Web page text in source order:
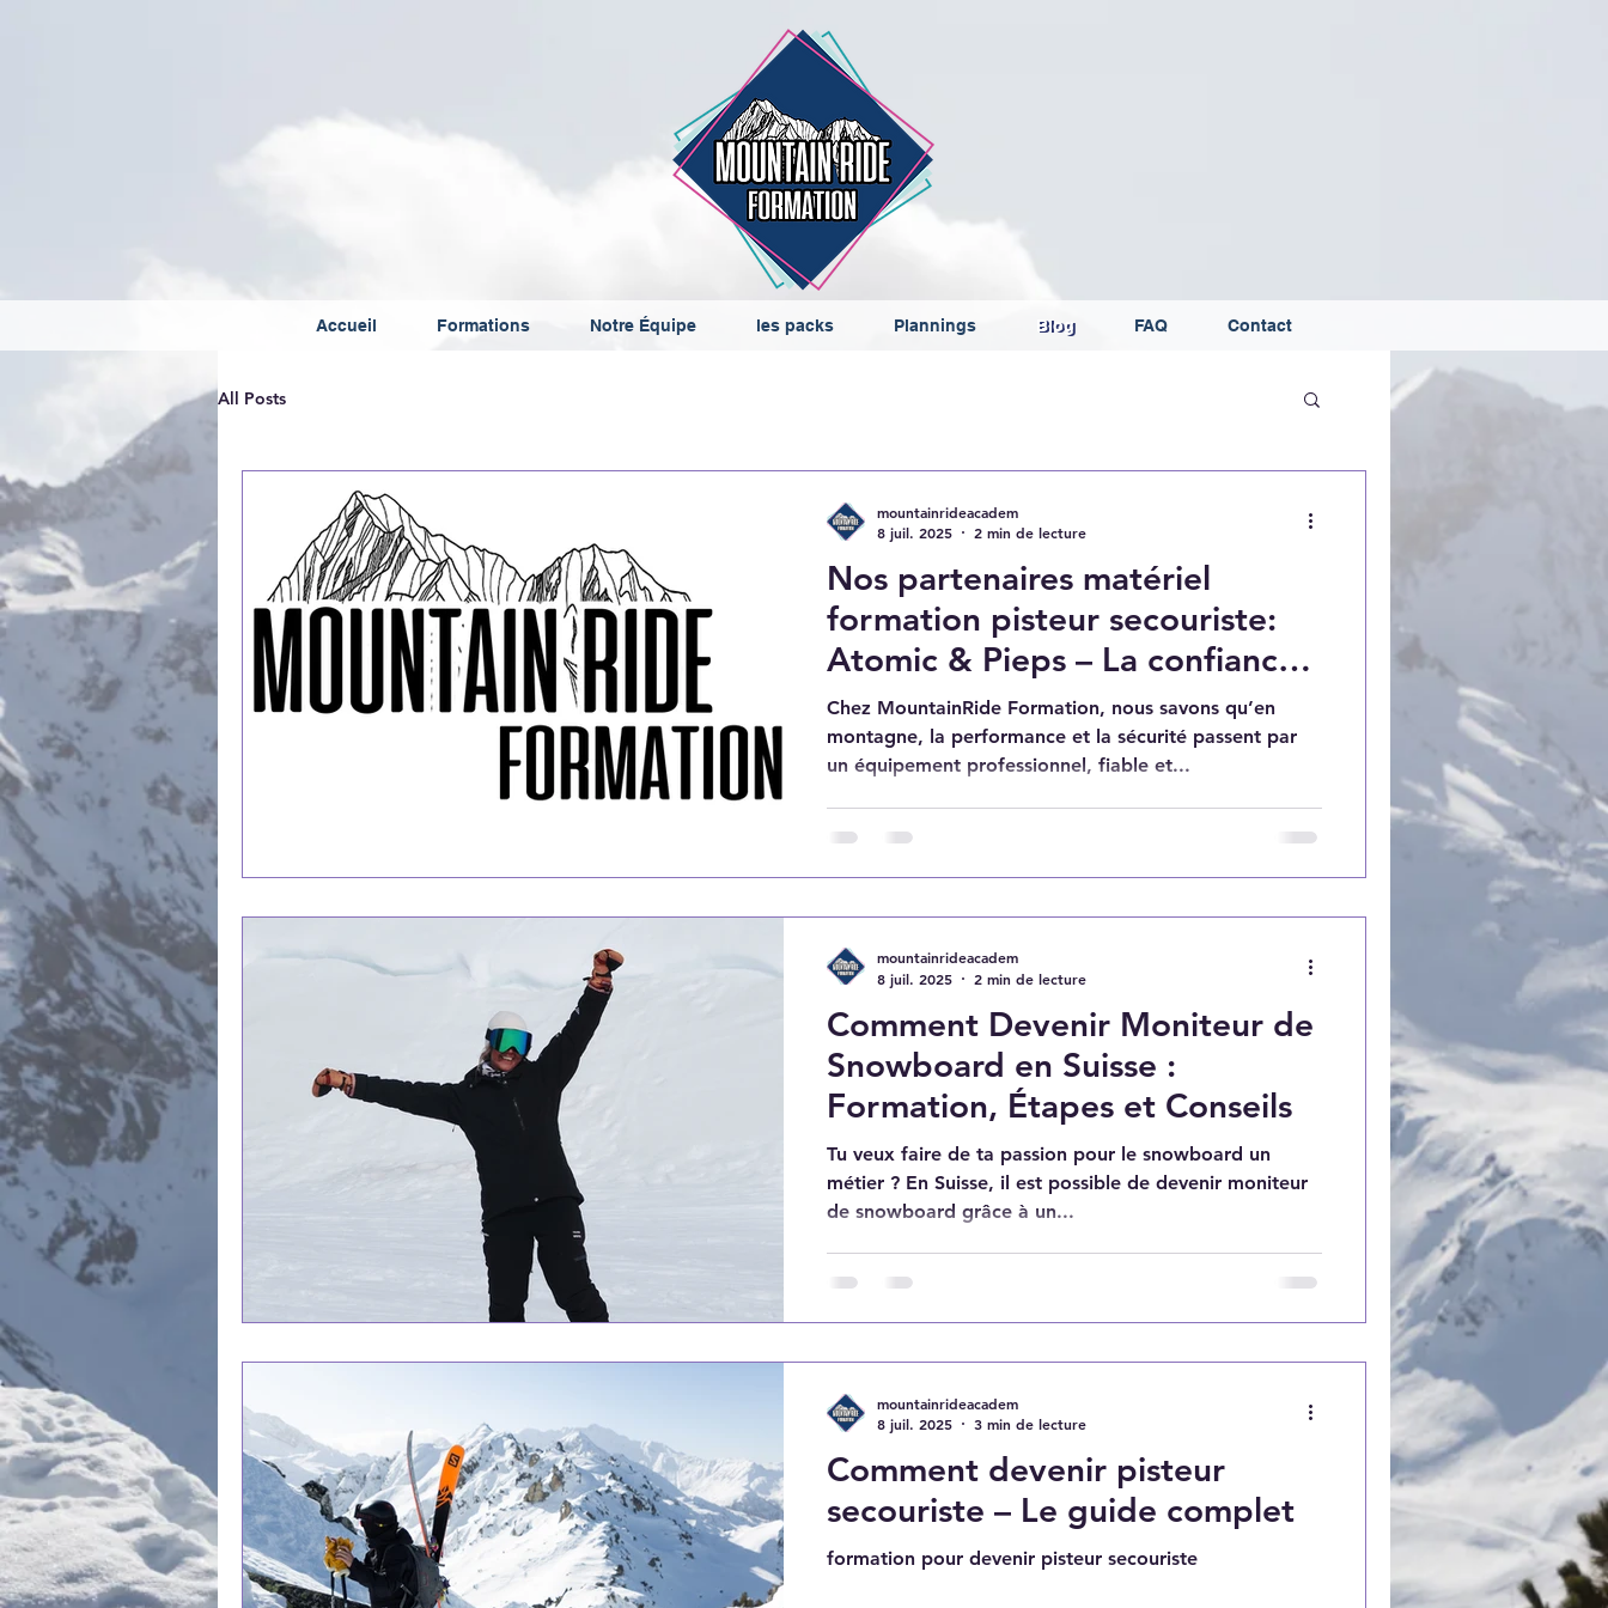
Accueil Formations Notre Équipe les packs Plannings Blog FAQ Contact
All Posts
Nos partenaires matériel
formation pisteur secouriste:
Atomic & Pieps – La confiance
au service de la montagne
Chez MountainRide Formation, nous savons qu’en
montagne, la performance et la sécurité passent par
un équipement professionnel, fiable et...
mountainrideacadem
8 juil. 2025
2 min de lecture
Comment Devenir Moniteur de
Snowboard en Suisse :
Formation, Étapes et Conseils
Tu veux faire de ta passion pour le snowboard un
métier ? En Suisse, il est possible de devenir moniteur
de snowboard grâce à un...
mountainrideacadem
8 juil. 2025
2 min de lecture
Comment devenir pisteur
secouriste – Le guide complet
formation pour devenir pisteur secouriste
mountainrideacadem
8 juil. 2025
3 min de lecture